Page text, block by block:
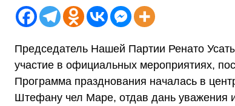
Председатель Нашей Партии Ренато
участие в официальных мероприятиях,
Программа празднования началась в
Штефану чел Маре, отдав дань уважения